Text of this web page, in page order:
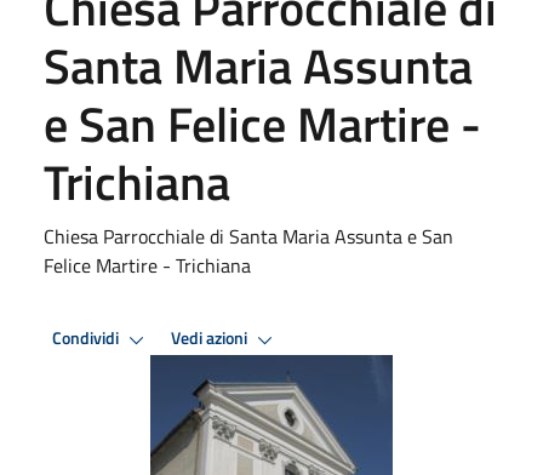
Santa Maria Assunta
e San Felice Martire -
Trichiana
Chiesa Parrocchiale di Santa Maria Assunta e San
Felice Martire - Trichiana
Condividi Vedi azioni